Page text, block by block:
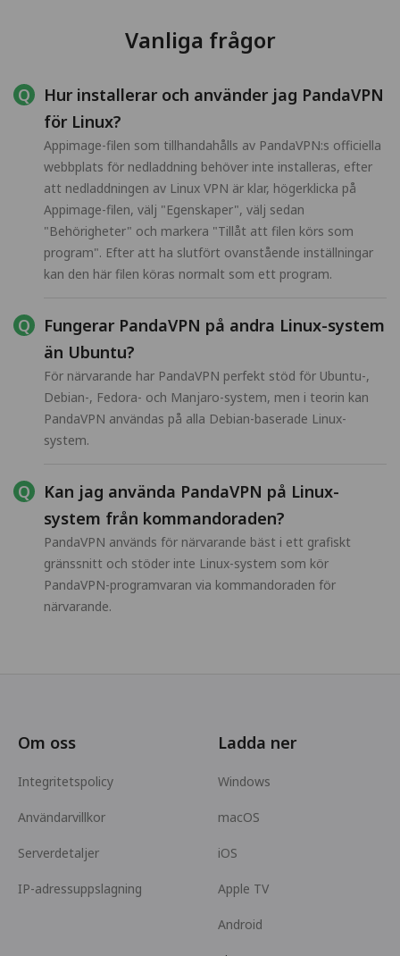
Vanliga frågor
Hur installerar och använder jag PandaVPN
för Linux?
Appimage-filen som tillhandahålls av PandaVPN:s officiella
webbplats för nedladdning behöver inte installeras, efter
att nedladdningen av Linux VPN är klar, högerklicka på
Appimage-filen, välj "Egenskaper", välj sedan
"Behörigheter" och markera "Tillåt att filen körs som
program". Efter att ha slutfört ovanstående inställningar
kan den här filen köras normalt som ett program.
Fungerar PandaVPN på andra Linux-system
än Ubuntu?
För närvarande har PandaVPN perfekt stöd för Ubuntu-,
Debian-, Fedora- och Manjaro-system, men i teorin kan
PandaVPN användas på alla Debian-baserade Linux-
system.
Kan jag använda PandaVPN på Linux-
system från kommandoraden?
PandaVPN används för närvarande bäst i ett grafiskt
gränssnitt och stöder inte Linux-system som kör
PandaVPN-programvaran via kommandoraden för
närvarande.
Om oss
Integritetspolicy
Användarvillkor
Serverdetaljer
IP-adressuppslagning
Ladda ner
Windows
macOS
iOS
Apple TV
Android